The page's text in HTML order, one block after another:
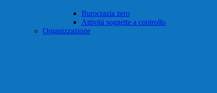
Burocrazia zero
Attività soggette a controllo
Organizzazione